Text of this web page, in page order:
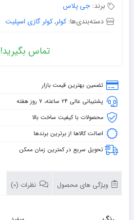
برند: جی پلاس
دسته‌بندی‌ها: کولر,کولر گازی اسپلیت
تماس بگیرید!
تضمین بهترین قیمت بازار
پشتیبانی عالی ۲۴ ساعته، ۷ روز هفته
محصولات با کیفیت ساخت بالا
اصالت کالاها از برترین برندها
تحویل سریع در کمترین زمان ممکن
ویژگی های محصول نظرات (0)